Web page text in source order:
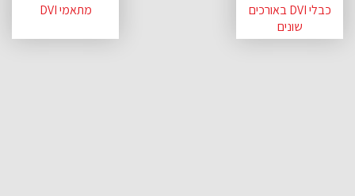
כבלי DVI באורכים
שונים
מתאמי DVI